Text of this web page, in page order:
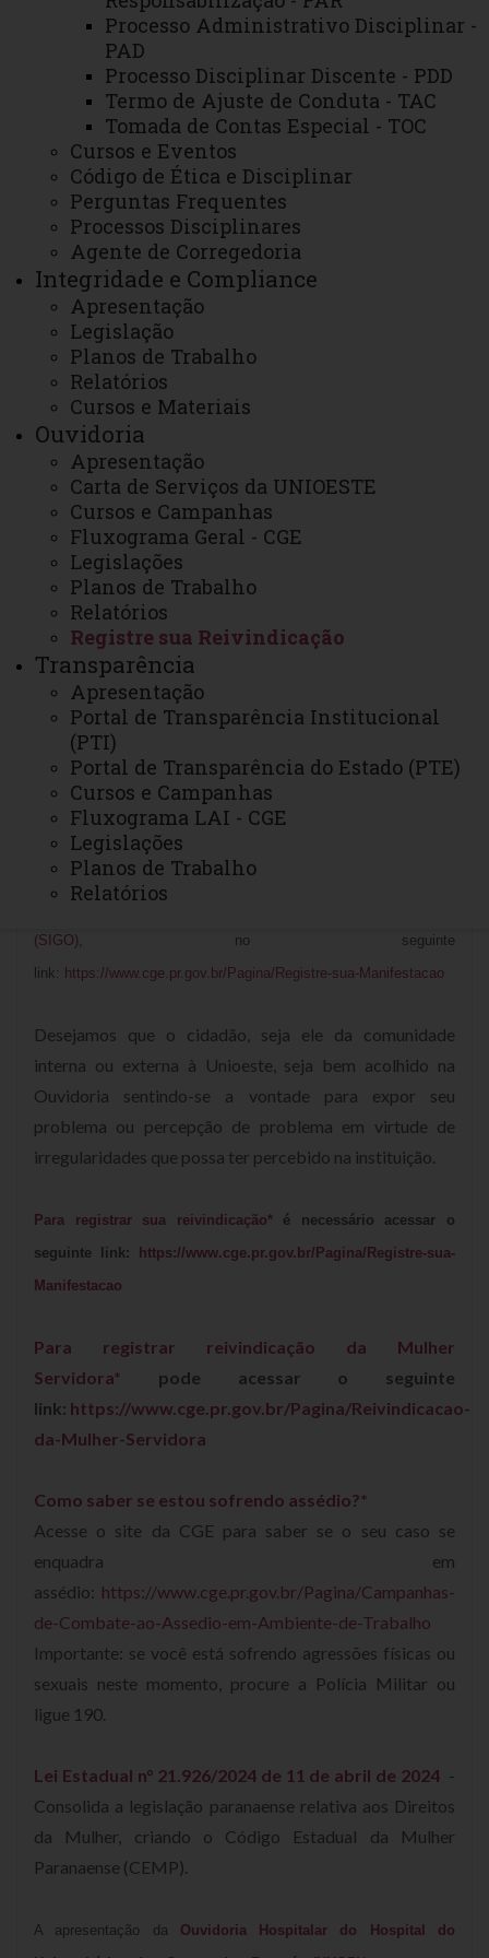
Processo Administrativo Disciplinar -
PAD
Processo Disciplinar Discente - PDD
Termo de Ajuste de Conduta - TAC
Tomada de Contas Especial - TOC
Cursos e Eventos
Código de Ética e Disciplinar
Perguntas Frequentes
Processos Disciplinares
Agente de Corregedoria
Integridade e Compliance
Apresentação
Legislação
Planos de Trabalho
Relatórios
Cursos e Materiais
Ouvidoria
Apresentação
Carta de Serviços da UNIOESTE
Cursos e Campanhas
Fluxograma Geral - CGE
Legislações
Planos de Trabalho
Relatórios
Registre sua Reivindicação
Transparência
Apresentação
Portal de Transparência Institucional
(PTI)
Portal de Transparência do Estado (PTE)
Cursos e Campanhas
Fluxograma LAI - CGE
Legislações
Planos de Trabalho
Relatórios
competentes para que os responsáveis tomem as
providências necessárias no retorno ao cidadão.
Ao formular a sua manifestação, procure usar uma linguagem
simples, objetiva e detalhada, indicando o máximo de dados e
informações possível, como datas, horário da ocorrência,
localização (nome do Campus/Unidade, nome do prédio, andar, nº
ou nome da sala), endereço, nomes dos envolvidos / cargo /
função, ano/série da turma, nome do curso, nome da disciplina,
dentre outras informações conforme o caso, a respeito dos fatos;
e especifique o que deseja, pois desta forma, as respostas
também serão mais completas e de qualidade.
No caso das denúncias e reclamações podem ser feitas
de três modos: identificado, sigiloso ou anônimo.
No caso de denúncia ANÔNIMA ela somente será analisada se
forem encaminhados dados que possibilitem a sua
verificação, como nome e sobrenome do denunciado, e
quando, onde e como a situação irregular ocorreu, isto é,
com materialidade suficiente para averiguação do fato
ocorrido. É possível anexar documentos e fotos nas
reivindicações.
Destacamos que a falta de informações detalhadas
na reivindicação pode prejudicar a investigação do
caso concreto, reduzindo a eficácia da resolução.
Para registrar uma denúncia anônima/sigilosa
(SIGO), no seguinte
link: https://www.cge.pr.gov.br/Pagina/Registre-sua-Manifestacao
Desejamos que o cidadão, seja ele da comunidade
interna ou externa à Unioeste, seja bem acolhido na
Ouvidoria sentindo-se a vontade para expor seu
problema ou percepção de problema em virtude de
irregularidades que possa ter percebido na instituição.
Para registrar sua reivindicação* é necessário acessar o
seguinte link:
https://www.cge.pr.gov.br/Pagina/Registre-sua-
Manifestacao
Para registrar reivindicação da Mulher
Servidora* pode acessar o seguinte
link: https://www.cge.pr.gov.br/Pagina/Reivindicacao-
da-Mulher-Servidora
Como saber se estou sofrendo assédio?*
Acesse o site da CGE para saber se o seu caso se
enquadra em
assédio: https://www.cge.pr.gov.br/Pagina/Campanhas-
de-Combate-ao-Assedio-em-Ambiente-de-Trabalho
Importante: se você está sofrendo agressões físicas ou
sexuais neste momento, procure a Polícia Militar ou
ligue 190.
Lei Estadual n° 21.926/2024 de 11 de abril de 2024 -
Consolida a legislação paranaense relativa aos Direitos
da Mulher, criando o Código Estadual da Mulher
Paranaense (CEMP).
A apresentação da Ouvidoria Hospitalar do Hospital do